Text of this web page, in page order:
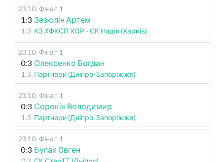
23.10. Фінал 1
1:3 Зезюлін Артем
1:3 КЗ ХФКСП ХОР - СК Надія (Харків)
23.10. Фінал 1
0:3 Олексенко Богдан
1:3 Партнери (Дніпро-Запоріжжя)
23.10. Фінал 1
0:3 Сорокін Володимир
1:3 Партнери (Дніпро-Запоріжжя)
23.10. Фінал 1
0:3 Булах Євген